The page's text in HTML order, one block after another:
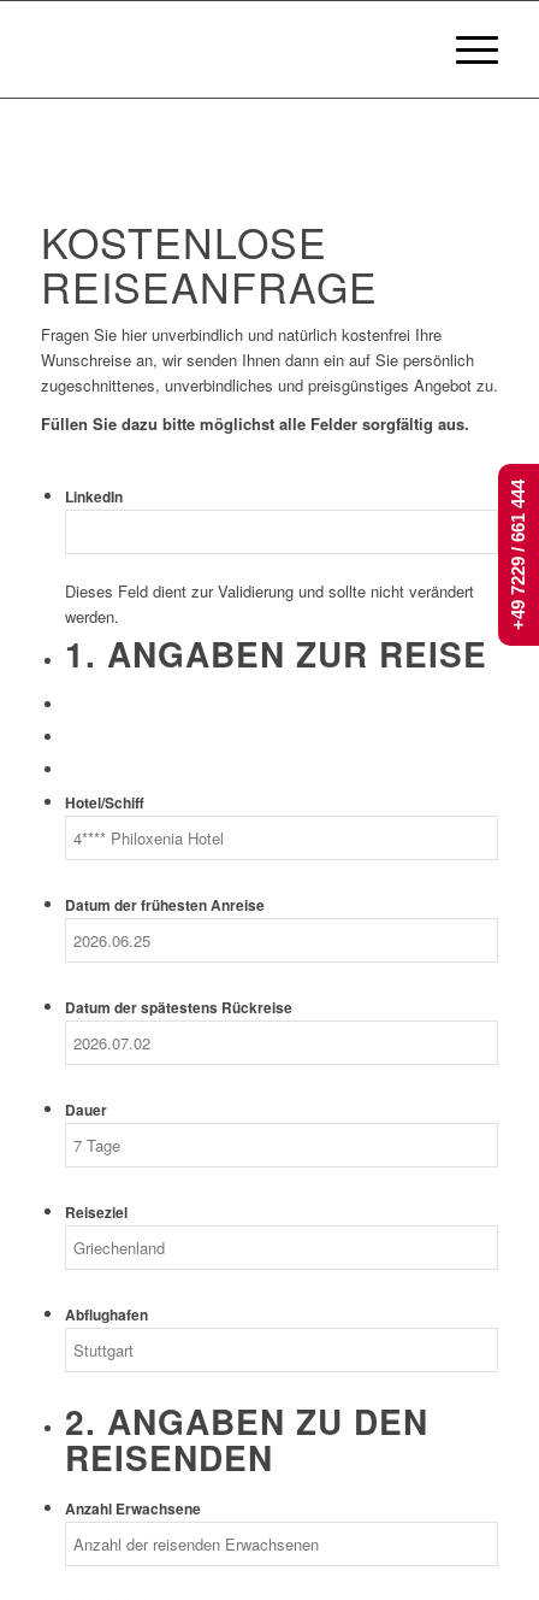
KOSTENLOSE
REISEANFRAGE
Fragen Sie hier unverbindlich und natürlich kostenfrei Ihre
Wunschreise an, wir senden Ihnen dann ein auf Sie persönlich
zugeschnittenes, unverbindliches und preisgünstiges Angebot zu.
Füllen Sie dazu bitte möglichst alle Felder sorgfältig aus.
LinkedIn
Dieses Feld dient zur Validierung und sollte nicht verändert
werden.
1. ANGABEN ZUR REISE
Hotel/Schiff
Datum der frühesten Anreise
Datum der spätestens Rückreise
Dauer
Reiseziel
Abflughafen
2. ANGABEN ZU DEN
REISENDEN
Anzahl Erwachsene
+49 7229 / 661 444